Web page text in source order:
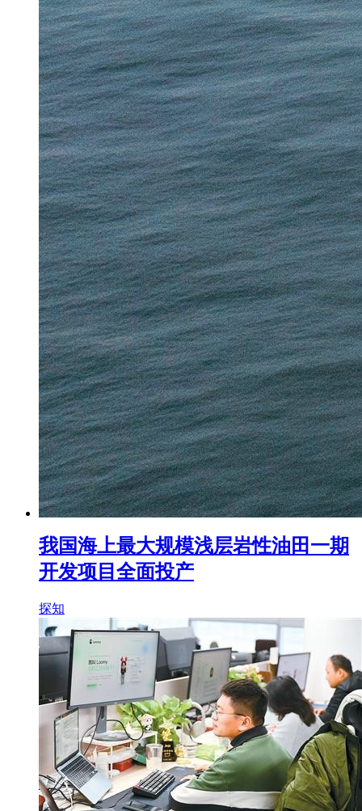
我国海上最大规模浅层岩性油田一期
开发项目全面投产
探知